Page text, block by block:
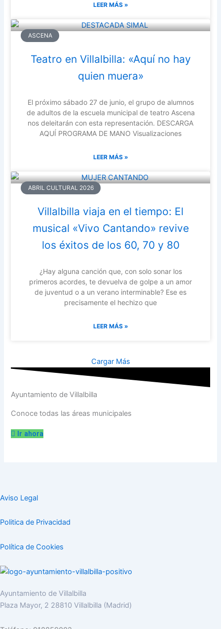
LEER MÁS »
ASCENA
Teatro en Villalbilla: «Aquí no hay
quien muera»
El próximo sábado 27 de junio, el grupo de alumnos
de adultos de la escuela municipal de teatro Ascena
nos deleitarán con esta representación. DESCARGA
AQUÍ PROGRAMA DE MANO Visualizaciones
LEER MÁS »
ABRIL CULTURAL 2026
Villalbilla viaja en el tiempo: El
musical «Vivo Cantando» revive
los éxitos de los 60, 70 y 80
¿Hay alguna canción que, con solo sonar los
primeros acordes, te devuelva de golpe a un amor
de juventud o a un verano interminable? Ese es
precisamente el hechizo que
LEER MÁS »
Cargar Más
Ayuntamiento de Villalbilla
Conoce todas las áreas municipales
Ir ahora
Aviso Legal
Politica de Privacidad
Política de Cookies
Ayuntamiento de Villalbilla
Plaza Mayor, 2 28810 Villalbilla (Madrid)